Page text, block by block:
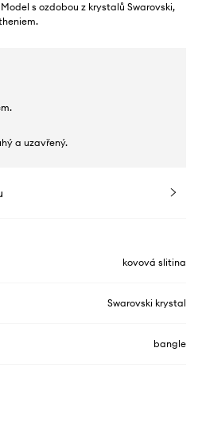
s ozdobou z krystalů Swarovski,
a uzavřený.
kovová slitina
Swarovski krystal
bangle